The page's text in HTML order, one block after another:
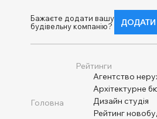
Бажаєте додати вашу
будівельну компанію?
Головна
Рейтинги
Агентство
Архітектурне
Дизайн студія
Рейтинг